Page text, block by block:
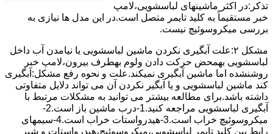
ﺗﺬﮐﺮ:در اﮐﺜﺮ ماشینهای لباسشویی،ﻻﻣﭗ
ﺧﺒﺮ مستقیماً ﺑﻪ ﮐﻠﯿﺪ ﺗﺎﯾﻤﺮ ﻣﺘﺼﻞ اﺳﺖ.در اﯾﻦ مدل ها ﻧﯿﺎزی ﺑﻪ
بررسی ﻣﯿﮑﺮوﺳﻮﺋﯿﭻ نیست.
مشکل ۲:علت آبگیری نکردن ماشین لباسشویی یا نیامدن آب داخل
لباسشویی بهمحض ﺣﺮﮐﺖ دادن وﻟﻮم بهطرف ﺑﯿﺮون،ﻻﻣﭗ ﺧﺒﺮ
روشنشده اﻣﺎ ﻣﺎﺷﯿﻦ آﺑﮕﯿﺮی نمیکند.ﻋﻠﺖ و نحوه رﻓﻊ مشکل:آبگیری
کند ماشین لباسشویی و یا آبگیر نکردن آن می تواند دلایل متفاوتی
داشته باشد.برای مطالعه بیشتر می توانید به مشکلات مرتبط با
آبگیری لباسشویی مراجعه کنید.1-درب ﻣﺎﺷﯿﻦ ﺑﺎز اﺳﺖ.2-
ﻣﯿﮑﺮوﺳﻮﺋﯿﭻ ﺧﺮاب اﺳﺖ.3-ﻫﯿﺪرواﺳﺘﺎت ﺧﺮاب اﺳﺖ.4-سیمهای
راﺑﻂ ﺑﯿﻦ ﮐﻠﯿﺪ ﺗﺎﯾﻤﺮ لباسشویی،ﻣﯿﮑﺮوﺳﻮﺋﯿﭻ،ﻫﯿﺪرواﺳﺘﺎت و ﺷﯿﺮ